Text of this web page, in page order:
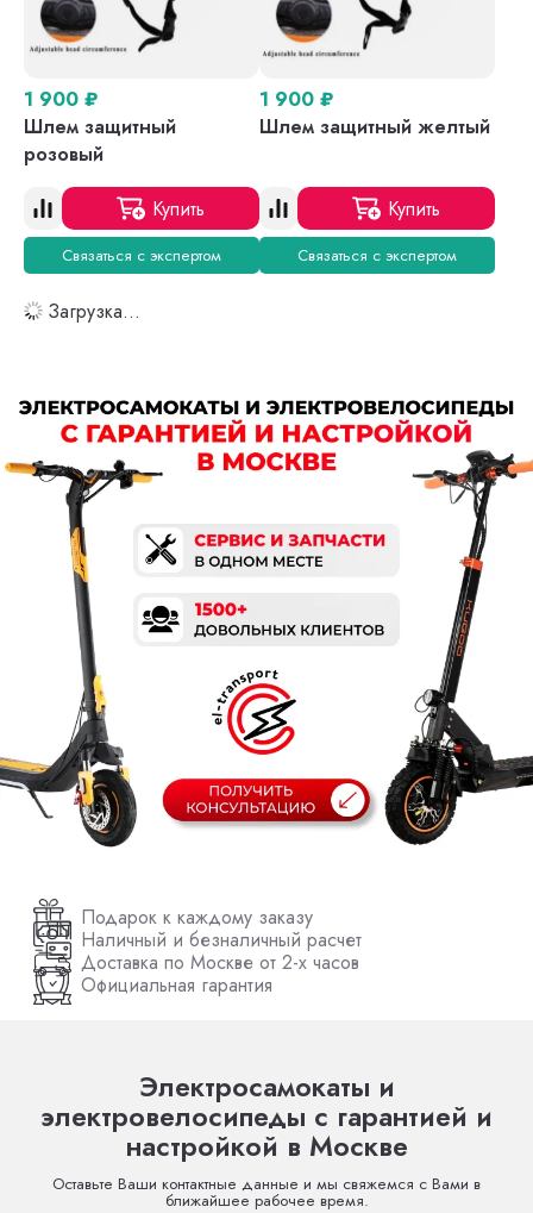
1 900 ₽
Шлем защитный
розовый
Купить
Связаться с экспертом
1 900 ₽
Шлем защитный желтый
Купить
Связаться с экспертом
Загрузка...
Подарок к каждому заказу
Наличный и безналичный расчет
Доставка по Москве от 2-х часов
Официальная гарантия
Электросамокаты и
электровелосипеды с гарантией и
настройкой в Москве
Оставьте Ваши контактные данные и мы свяжемся с Вами в
ближайшее рабочее время.